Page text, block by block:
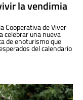
la vendimia
Cooperativa de Viver
celebrar una nueva
de enoturismo que
del calendario